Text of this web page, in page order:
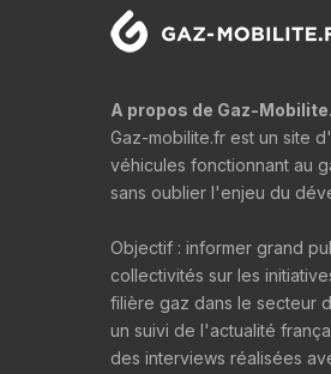
A propos de Gaz-
Gaz-mobilite.fr est un site
véhicules fonctionnant au
sans oublier l'enjeu du
Objectif : informer grand
collectivités sur les
filière gaz dans le secteur
un suivi de l'actualité
des interviews réalisées